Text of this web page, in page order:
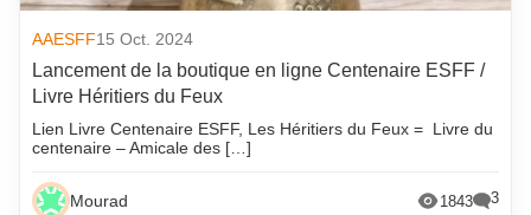
AAESFF15 Oct. 2024
Lancement de la boutique en ligne Centenaire ESFF /
Livre Héritiers du Feux
Lien Livre Centenaire ESFF, Les Héritiers du Feux = Livre du
centenaire – Amicale des […]
Mourad 1843 3